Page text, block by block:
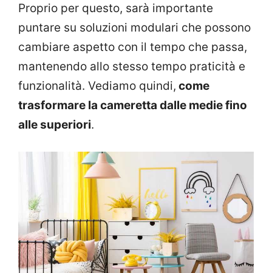
Proprio per questo, sarà importante
puntare su soluzioni modulari che possono
cambiare aspetto con il tempo che passa,
mantenendo allo stesso tempo praticità e
funzionalità. Vediamo quindi, come
trasformare la cameretta dalle medie fino
alle superiori.